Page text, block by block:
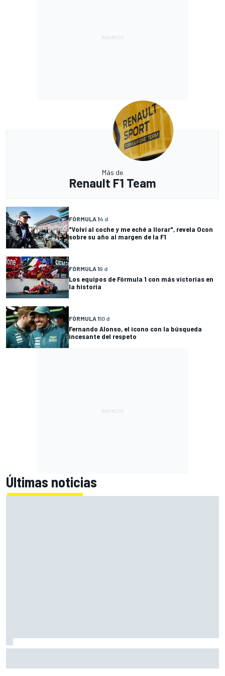
Más de
Renault F1 Team
FÓRMULA 14 d
"Volví al coche y me eché a llorar", revela Ocon
sobre su año al margen de la F1
FÓRMULA 19 d
Los equipos de Fórmula 1 con más victorias en
la historia
FÓRMULA 110 d
Fernando Alonso, el icono con la búsqueda
incesante del respeto
Últimas noticias